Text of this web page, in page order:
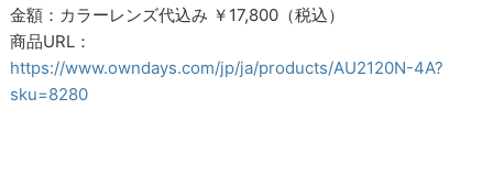
金額：カラーレンズ代込み ￥17,800（税込）
商品URL：
https://www.owndays.com/jp/ja/products/AU2120N-4A?
sku=8280